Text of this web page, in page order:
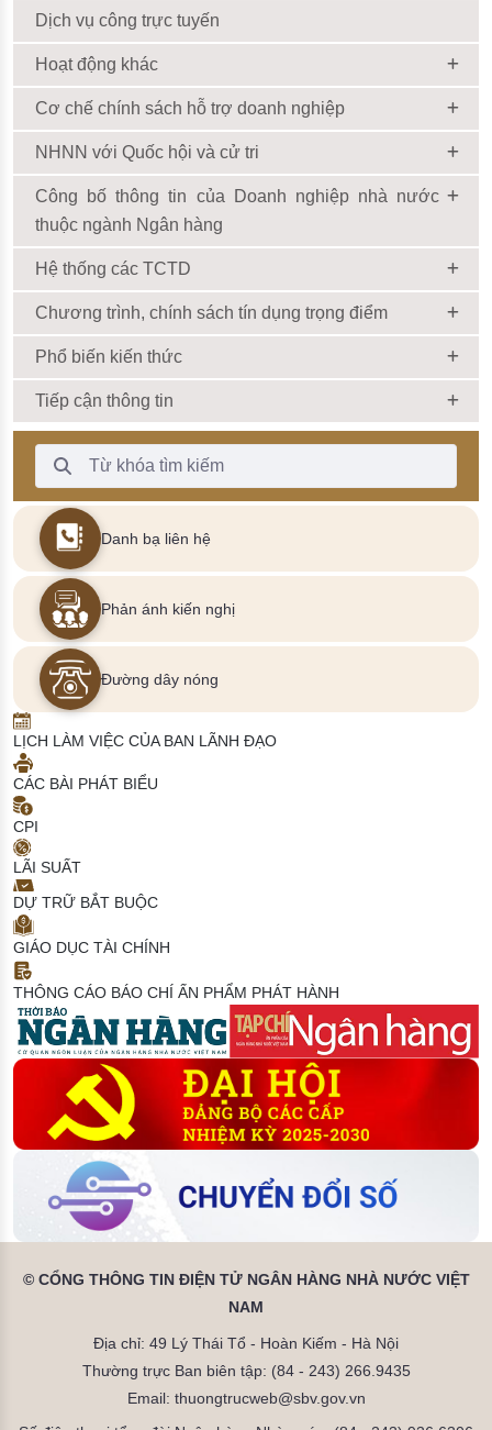
Dịch vụ công trực tuyến
Hoạt động khác
Cơ chế chính sách hỗ trợ doanh nghiệp
NHNN với Quốc hội và cử tri
Công bố thông tin của Doanh nghiệp nhà nước
thuộc ngành Ngân hàng
Hệ thống các TCTD
Chương trình, chính sách tín dụng trọng điểm
Phổ biến kiến thức
Tiếp cận thông tin
Thanh Tìm kiếm
Danh bạ liên hệ
Phản ánh kiến nghị
Đường dây nóng
LỊCH LÀM VIỆC CỦA BAN LÃNH ĐẠO
CÁC BÀI PHÁT BIỂU
CPI
LÃI SUẤT
DỰ TRỮ BẮT BUỘC
GIÁO DỤC TÀI CHÍNH
THÔNG CÁO BÁO CHÍ ẤN PHẨM PHÁT HÀNH
© CỔNG THÔNG TIN ĐIỆN TỬ NGÂN HÀNG NHÀ NƯỚC VIỆT
NAM
Địa chỉ: 49 Lý Thái Tổ - Hoàn Kiếm - Hà Nội
Thường trực Ban biên tập: (84 - 243) 266.9435
Email: thuongtrucweb@sbv.gov.vn